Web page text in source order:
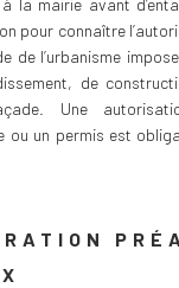
la mairie avant
pour connaître
de l’urbanisme
de
Une
ou un permis est